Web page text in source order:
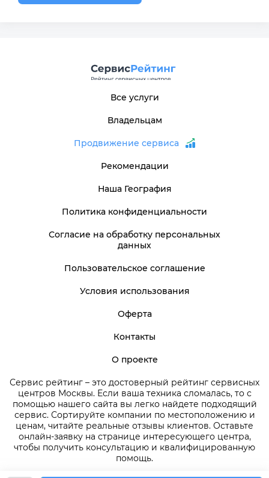
Сервис рейтинг – это достоверный рейтинг сервисных
центров Москвы. Если ваша техника сломалась, то с
помощью нашего сайта вы легко найдете подходящий
сервис. Сортируйте компании по местоположению и
ценам, читайте реальные отзывы клиентов. Оставьте
онлайн-заявку на странице интересующего центра,
чтобы получить консультацию и квалифицированную
помощь.
Все услуги
Владельцам
Продвижение сервиса
Рекомендации
Наша География
Политика конфиденциальности
Согласие на обработку персональных
данных
Пользовательское соглашение
Условия использования
Оферта
Контакты
О проекте